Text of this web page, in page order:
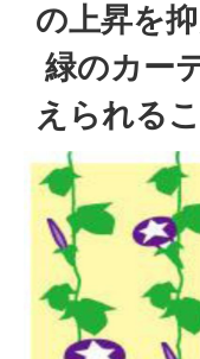
の上昇を
緑のカー
えられる